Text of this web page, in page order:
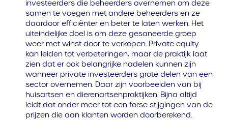
investeerders die beheerders overnemen om deze
samen te voegen met andere beheerders en ze
daardoor efficiënter en beter te laten werken. Het
uiteindelijke doel is om deze gesaneerde groep
weer met winst door te verkopen. Private equity
kan leiden tot verbeteringen, maar de praktijk laat
zien dat er ook belangrijke nadelen kunnen zijn
wanneer private investeerders grote delen van een
sector overnemen. Daar zijn voorbeelden van bij
huisartsen en dierenartsenpraktijken. Bijna altijd
leidt dat onder meer tot een forse stijgingen van de
prijzen die aan klanten worden doorberekend.